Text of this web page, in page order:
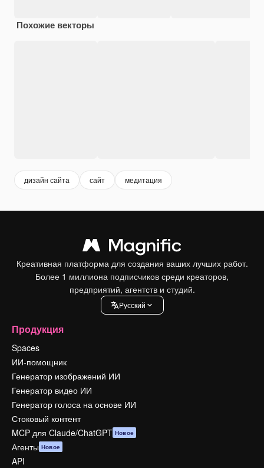
Похожие векторы
дизайн сайта сайт медитация
Креативная платформа для создания ваших лучших работ.
Более 1 миллиона подписчиков среди креаторов,
предприятий, агентств и студий.
Pусский
Продукция
Spaces
ИИ-помощник
Генератор изображений ИИ
Генератор видео ИИ
Генератор голоса на основе ИИ
Стоковый контент
MCP для Claude/ChatGPT Новое
Агенты Новое
API